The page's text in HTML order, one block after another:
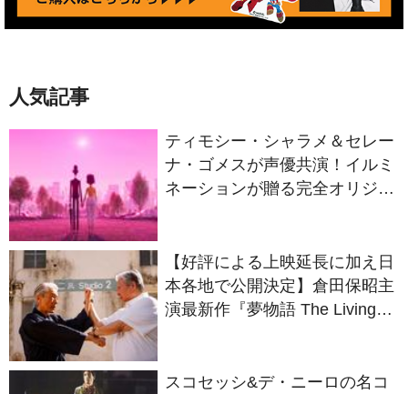
人気記事
ティモシー・シャラメ＆セレー
ナ・ゴメスが声優共演！イルミ
ネーションが贈る完全オリジナ
【好評による上映延長に加え日
本各地で公開決定】倉田保昭主
演最新作『夢物語 The Living
スコセッシ&デ・ニーロの名コ